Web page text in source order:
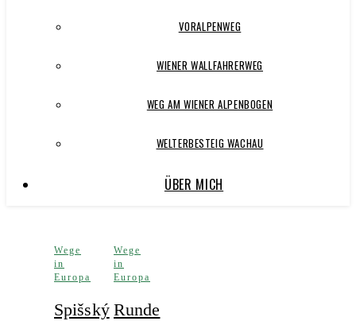
VORALPENWEG
WIENER WALLFAHRERWEG
WEG AM WIENER ALPENBOGEN
WELTERBESTEIG WACHAU
ÜBER MICH
Wege
in
Europa
Spišský
Wege
in
Europa
Runde